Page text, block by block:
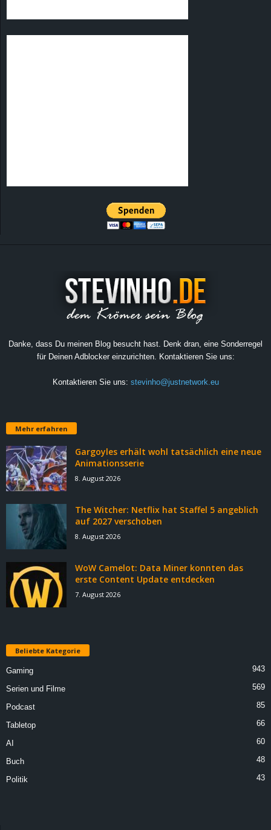
Danke, dass Du meinen Blog besucht hast. Denk dran, eine Sonderregel
für Deinen Adblocker einzurichten. Kontaktieren Sie uns:
Kontaktieren Sie uns: stevinho@justnetwork.eu
Mehr erfahren
Gargoyles erhält wohl tatsächlich eine neue
Animationsserie
8. August 2026
The Witcher: Netflix hat Staffel 5 angeblich
auf 2027 verschoben
8. August 2026
WoW Camelot: Data Miner konnten das
erste Content Update entdecken
7. August 2026
Beliebte Kategorie
Gaming 943
Serien und Filme 569
Podcast 85
Tabletop 66
AI 60
Buch 48
Politik 43